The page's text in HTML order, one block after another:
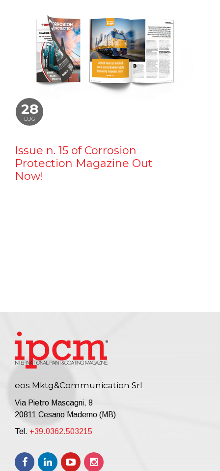
28
LUG
Issue n. 15 of Corrosion
Protection Magazine Out
Now!
eos Mktg&Communication Srl
Via Pietro Mascagni, 8
20811 Cesano Maderno (MB)
Tel. +39.0362.503215